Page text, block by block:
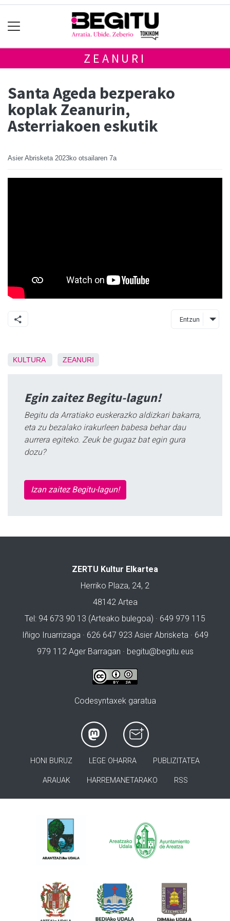
ZEANURI
Santa Ageda bezperako
koplak Zeanurin,
Asterriakoen eskutik
Asier Abrisketa 2023ko otsailaren 7a
Entzun
KULTURA ZEANURI
Egin zaitez Begitu-lagun!
Begitu da Arratiako euskerazko aldizkari bakarra,
eta zu bezalako irakurleen babesa behar dau
aurrera egiteko. Zeuk be gugaz bat egin gura
dozu?
Izan zaitez Begitu-lagun!
ZERTU Kultur Elkartea
Herriko Plaza, 24, 2
48142 Artea
Tel: 94 673 90 13 (Arteako bulegoa) · 649 979 115
Iñigo Iruarrizaga · 626 647 923 Asier Abrisketa · 649
979 112 Ager Barragan · begitu@begitu.eus
Codesyntaxek garatua
HONI BURUZ LEGE OHARRA PUBLIZITATEA
ARAUAK HARREMANETARAKO RSS